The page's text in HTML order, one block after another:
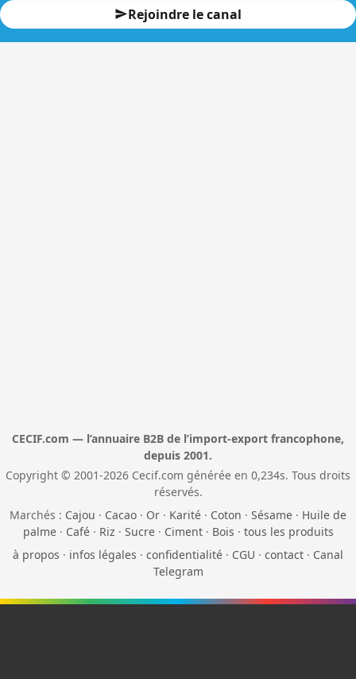
Rejoindre le canal
CECIF.com — l’annuaire B2B de l’import-export francophone,
depuis 2001.
Copyright © 2001-2026 Cecif.com générée en 0,234s. Tous droits
réservés.
Marchés : Cajou · Cacao · Or · Karité · Coton · Sésame · Huile de
palme· Café· Riz · Sucre· Ciment· Bois · tous les produits
à propos · infos légales · confidentialité · CGU · contact · Canal
Telegram